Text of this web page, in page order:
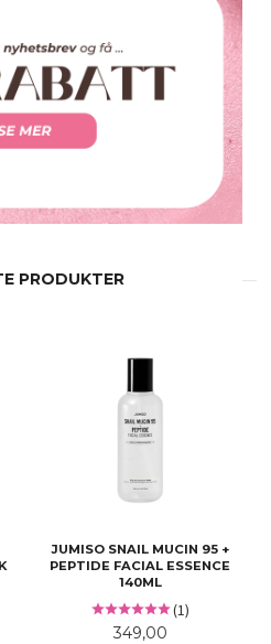
PRODUKTER
JUMISO SNAIL MUCIN 95 +
PEPTIDE FACIAL ESSENCE
140ML
(1)
Pris
349,00